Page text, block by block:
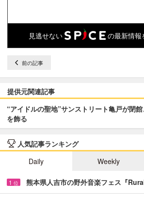
見逃せない の最新情報
前の記事
提供元関連記事
“アイドルの聖地”サンストリート亀戸が閉
を飾る
人気記事ランキング
Daily
Weekly
1 位 熊本県人吉市の野外音楽フェス『